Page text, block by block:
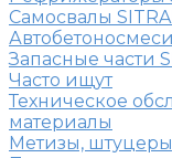
Самосвалы
Запасные части
Часто ищут
Техническое
материалы
Метизы,